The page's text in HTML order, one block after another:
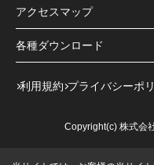
アクセスマップ
各種ダウンロード
利用規約 プライバシーポ
Copyright(c) 株式会